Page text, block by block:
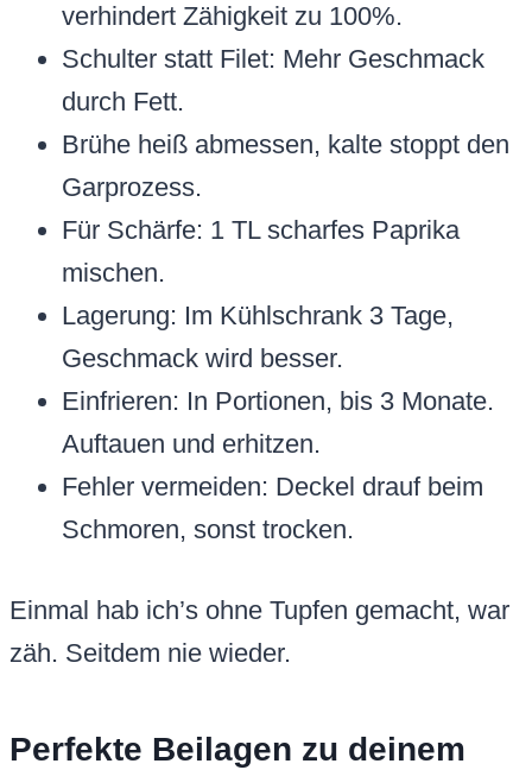
verhindert Zähigkeit zu 100%.
Schulter statt Filet: Mehr Geschmack
durch Fett.
Brühe heiß abmessen, kalte stoppt den
Garprozess.
Für Schärfe: 1 TL scharfes Paprika
mischen.
Lagerung: Im Kühlschrank 3 Tage,
Geschmack wird besser.
Einfrieren: In Portionen, bis 3 Monate.
Auftauen und erhitzen.
Fehler vermeiden: Deckel drauf beim
Schmoren, sonst trocken.
Einmal hab ich’s ohne Tupfen gemacht, war
zäh. Seitdem nie wieder.
Perfekte Beilagen zu deinem